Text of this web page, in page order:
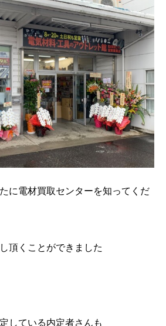
に電材買取センターを知ってくだ
頂くことができました
している内定者さんも